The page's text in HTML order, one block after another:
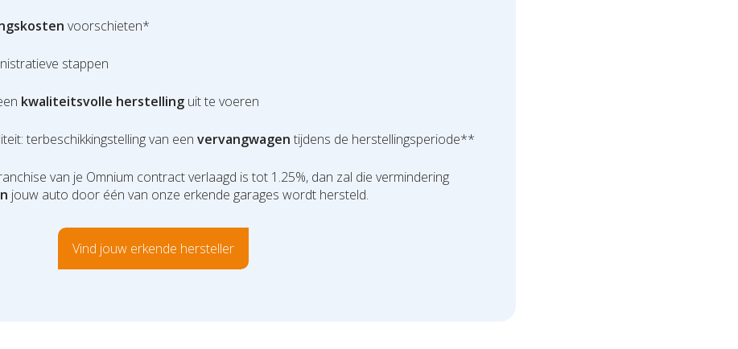
voorschieten*
stappen
kwaliteitsvolle herstelling uit te voeren
terbeschikkingstelling van een vervangwagen tijdens de herstellingsperiode**
van je Omnium contract verlaagd is tot 1.25%, dan zal die vermindering
jouw auto door één van onze erkende garages wordt hersteld.
Vind jouw erkende hersteller